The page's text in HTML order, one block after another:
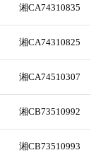
湘CA74310835
湘CA74310825
湘CA74510307
湘CB73510992
湘CB73510993